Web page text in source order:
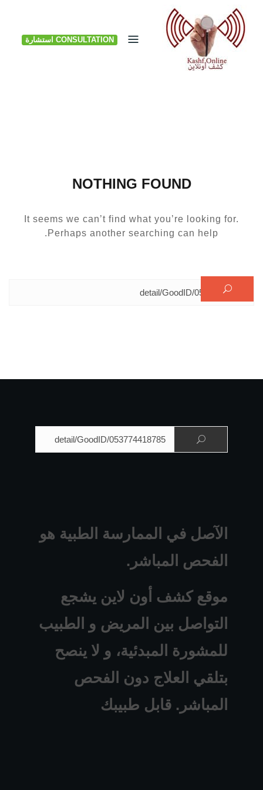
Skip
content
CONSULTATION استشارة
NOTHING FOUND
It seems we can’t find what you’re looking for.
Perhaps another searching can help.
البحث عن:
الآصل في الممارسة الطبية هو
الفحص المباشر.
موقع كشف أون لاين يشجع
التواصل بين المريض و الطبيب
للمشورة المبدئية، و لا ينصح
بتلقي العلاج دون الفحص
المباشر. قابل طبيبك